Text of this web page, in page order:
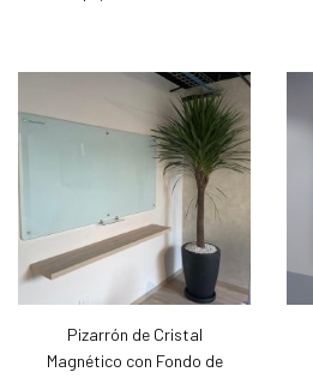
Pizarrón de Cristal
Magnético con Fondo de